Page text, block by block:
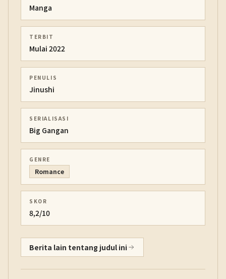
Manga
TERBIT
Mulai 2022
PENULIS
Jinushi
SERIALISASI
Big Gangan
GENRE
Romance
SKOR
8,2/10
Berita lain tentang judul ini